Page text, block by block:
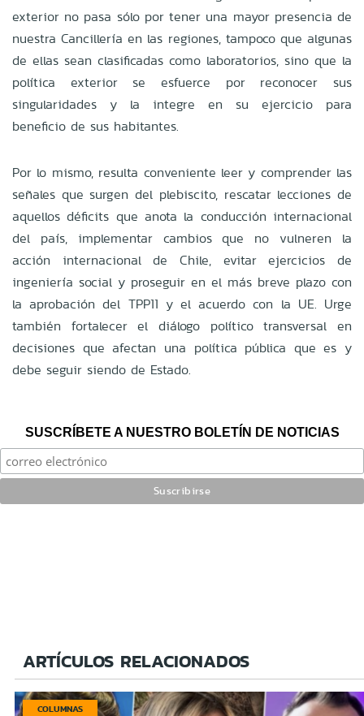
exterior no pasa sólo por tener una mayor presencia de
nuestra Cancillería en las regiones, tampoco que algunas
de ellas sean clasificadas como laboratorios, sino que la
política exterior se esfuerce por reconocer sus
singularidades y la integre en su ejercicio para
beneficio de sus habitantes.
Por lo mismo, resulta conveniente leer y comprender las
señales que surgen del plebiscito, rescatar lecciones de
aquellos déficits que anota la conducción internacional
del país, implementar cambios que no vulneren la
acción internacional de Chile, evitar ejercicios de
ingeniería social y proseguir en el más breve plazo con
la aprobación del TPP11 y el acuerdo con la UE. Urge
también fortalecer el diálogo político transversal en
decisiones que afectan una política pública que es y
debe seguir siendo de Estado.
SUSCRÍBETE A NUESTRO BOLETÍN DE NOTICIAS
ARTÍCULOS RELACIONADOS
COLUMNAS